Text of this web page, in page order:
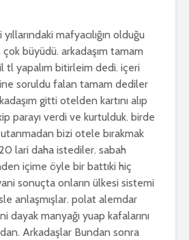
mafyacılığın olduğu
büyüdü. arkadaşım tamam
tl yapalım bitirleim dedi. içeri
soruldu falan tamam dediler
gitti otelden kartını alıp
parayı verdi ve kurtulduk. birde
bizi otele bırakmak
lari daha istediler. sabah
içime öyle bir battıki hiç
sonuçta onların ülkesi sistemi
anlaşmışlar. polat alemdar
dayak manyağı yuap kafalarını
Arkadaşlar Bundan sonra